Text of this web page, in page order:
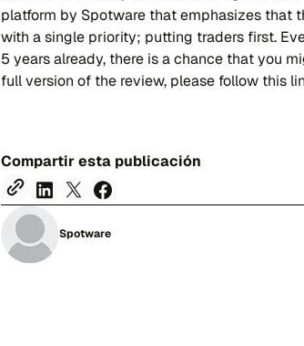
platform by Spotware that emphasizes that
with a single priority; putting traders first.
5 years already, there is a chance that you
full version of the review, please follow this
Compartir esta publicación
Spotware